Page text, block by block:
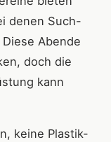
denen Such-
Abende
doch die
kann
keine Plastik-